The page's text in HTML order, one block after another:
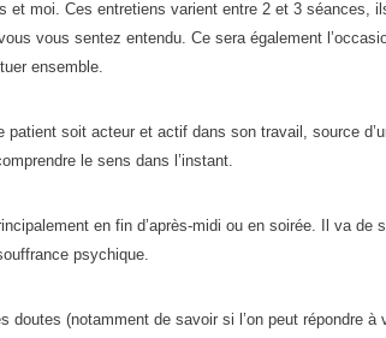
et moi. Ces entretiens varient entre 2 et 3 séances,
vous sentez entendu. Ce sera également
ensemble.
soit acteur et actif dans son travail, source
le sens dans l’instant.
en fin d’après-midi ou en soirée. Il va
psychique.
doutes (notamment de savoir si l’on peut répondre à